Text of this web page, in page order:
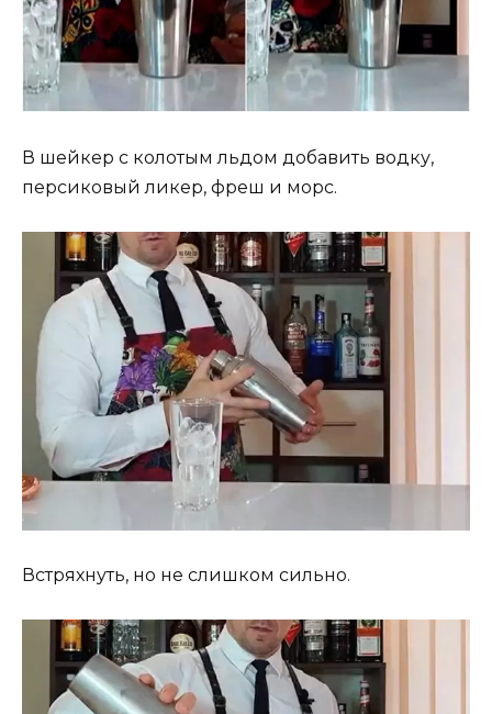
В шейкер с колотым льдом добавить водку,
персиковый ликер, фреш и морс.
Встряхнуть, но не слишком сильно.